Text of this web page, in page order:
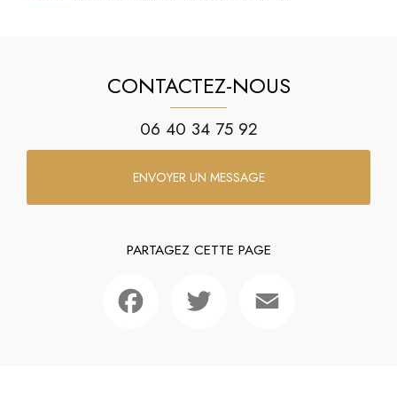
CONTACTEZ-NOUS
06 40 34 75 92
ENVOYER UN MESSAGE
PARTAGEZ CETTE PAGE